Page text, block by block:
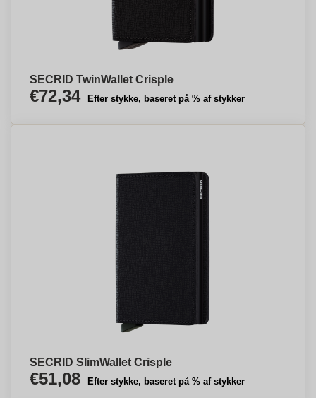
SECRID TwinWallet Crisple
€72,34 Efter stykke, baseret på % af stykker
SECRID SlimWallet Crisple
€51,08 Efter stykke, baseret på % af stykker